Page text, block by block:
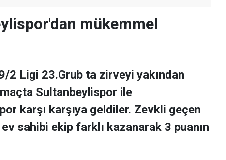
mükemmel
2 Ligi 23.Grub ta zirveyi yakından
Sultanbeylispor ile
karşı karşıya geldiler. Zevkli geçen
sahibi ekip farklı kazanarak 3 puanın